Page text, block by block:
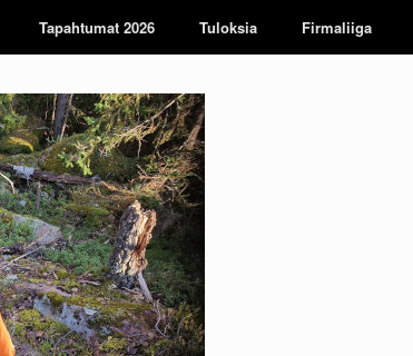
Tapahtumat 2026 Tuloksia Firmaliiga